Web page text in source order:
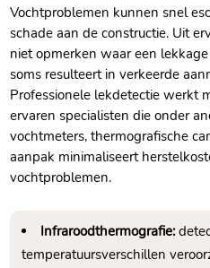
Vochtproblemen kunnen snel
schade aan de constructie. Uit
niet opmerken waar een
soms resulteert in verkeerde
Professionele lekdetectie werkt
ervaren specialisten die onder
vochtmeters, thermografische
aanpak minimaliseert
vochtproblemen.
Infraroodthermografie:
temperatuursverschillen